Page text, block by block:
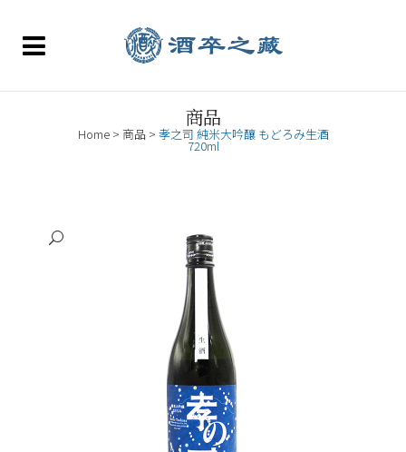
商品
Home> 商品 > 孝之司 純米大吟釀 もどろみ生酒
720ml